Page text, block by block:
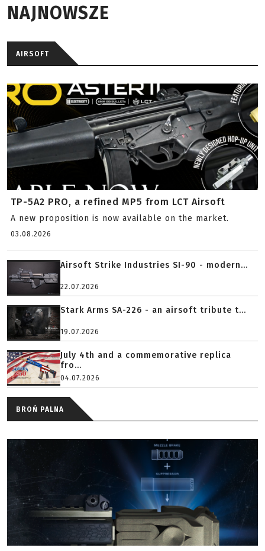
NAJNOWSZE
AIRSOFT
TP-5A2 PRO, a refined MP5 from LCT Airsoft
A new proposition is now available on the market.
03.08.2026
Airsoft Strike Industries SI-90 - modern...
22.07.2026
Stark Arms SA-226 - an airsoft tribute t...
19.07.2026
July 4th and a commemorative replica
fro...
04.07.2026
BROŃ PALNA